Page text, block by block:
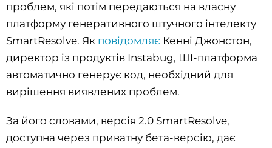
проблем, які потім передаються на власну
платформу генеративного штучного інтелекту
SmartResolve. Як повідомляє Кенні Джонстон,
директор із продуктів Instabug, ШІ-платформа
автоматично генерує код, необхідний для
вирішення виявлених проблем.
За його словами, версія 2.0 SmartResolve,
доступна через приватну бета-версію, дає